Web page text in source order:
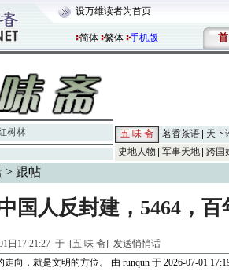
设万维读者为首页
简体 繁体 手机版 首
树林 五 味 斋 茗香茶语
天下
史地人物
军事天地 跨国
> 跟帖
国人反封建，5464，百
日17:21:27 于 [五 味 斋] 发送悄悄话
向，就是文明的方位。 由 runqun 于 2026-07-01